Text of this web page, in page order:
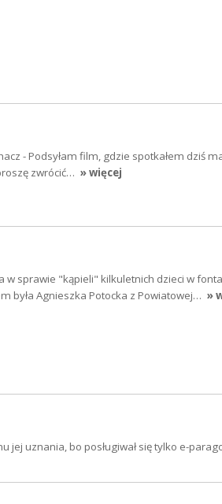
- Podsyłam film, gdzie spotkałem dziś
zwrócić… » więcej
w sprawie "kąpieli" kilkuletnich dzieci w
była Agnieszka Potocka z Powiatowej… »
jej uznania, bo posługiwał się tylko e-